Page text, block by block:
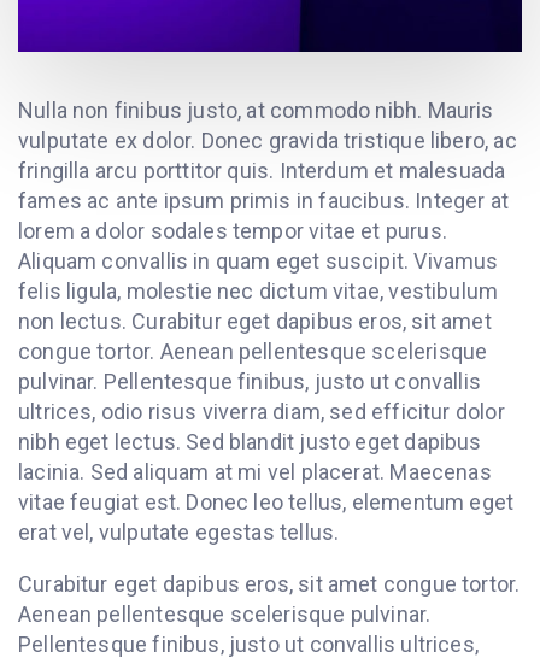
Nulla non finibus justo, at commodo nibh. Mauris
vulputate ex dolor. Donec gravida tristique libero, ac
fringilla arcu porttitor quis. Interdum et malesuada
fames ac ante ipsum primis in faucibus. Integer at
lorem a dolor sodales tempor vitae et purus.
Aliquam convallis in quam eget suscipit. Vivamus
felis ligula, molestie nec dictum vitae, vestibulum
non lectus. Curabitur eget dapibus eros, sit amet
congue tortor. Aenean pellentesque scelerisque
pulvinar. Pellentesque finibus, justo ut convallis
ultrices, odio risus viverra diam, sed efficitur dolor
nibh eget lectus. Sed blandit justo eget dapibus
lacinia. Sed aliquam at mi vel placerat. Maecenas
vitae feugiat est. Donec leo tellus, elementum eget
erat vel, vulputate egestas tellus.
Curabitur eget dapibus eros, sit amet congue tortor.
Aenean pellentesque scelerisque pulvinar.
Pellentesque finibus, justo ut convallis ultrices,